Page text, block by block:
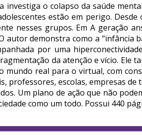
investiga o colapso da saúde
estão em perigo.
nesses grupos. Em A geração
autor demonstra como a “infância
por uma
da atenção e vício. Ele
real para o virtual, com
professores, escolas, empresas
Um plano de ação que não
como um todo. Possui 440